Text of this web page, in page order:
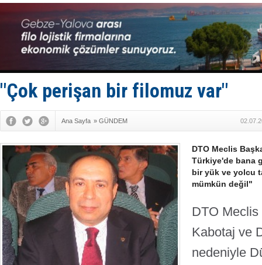
Enejota
Denizcilik
‘14.
Taksi
TÜRKLİM
SOCAR da
Dünyanın
"Çok perişan bir filomuz var"
Ana Sayfa » GÜNDEM
DTO Meclis
Türkiye'de bana
bir yük ve yolcu
mümkün değil"
DTO Meclis
Kabotaj ve
nedeniyle